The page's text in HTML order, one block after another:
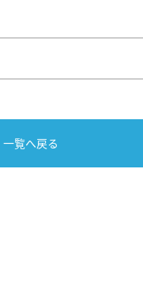
一覧へ戻る